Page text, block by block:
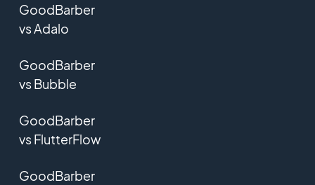
GoodBarber
vs Adalo
GoodBarber
vs Bubble
GoodBarber
vs FlutterFlow
GoodBarber